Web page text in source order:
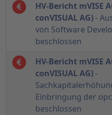
HV-Bericht mVISE
conVISUAL AG)-
von Software
beschlossen
HV-Bericht mVISE
conVISUAL AG) -
Einbringung der
beschlossen